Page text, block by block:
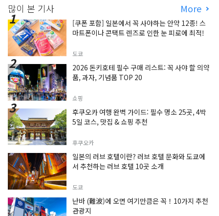
많이 본 기사 More
[쿠폰 포함] 일본에서 꼭 사야하는 안약 12종! 스
마트폰이나 콘택트 렌즈로 인한 눈 피로에 최적!
도쿄
2026 돈키호테 필수 구매 리스트: 꼭 사야 할 의약
품, 과자, 기념품 TOP 20
쇼핑
후쿠오카 여행 완벽 가이드: 필수 명소 25곳, 4박
5일 코스, 맛집 & 쇼핑 추천
후쿠오카
일본의 러브 호텔이란? 러브 호텔 문화와 도쿄에
서 추천하는 러브 호텔 10곳 소개
도쿄
난바 (難波)에 오면 여기만큼은 꼭！10가지 추천
관광지